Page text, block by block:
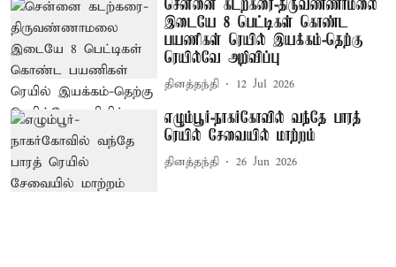
சென்னை கடற்கரை-திருவண்ணாமலை
இடையே 8 பெட்டிகள் கொண்ட
பயணிகள் ரெயில் இயக்கம்-தெற்கு
ரெயில்வே அறிவிப்பு
தினத்தந்தி 12 Jul 2026
எழும்பூர்-நாகர்கோவில் வந்தே பாரத்
ரெயில் சேவையில் மாற்றம்
தினத்தந்தி 26 Jun 2026